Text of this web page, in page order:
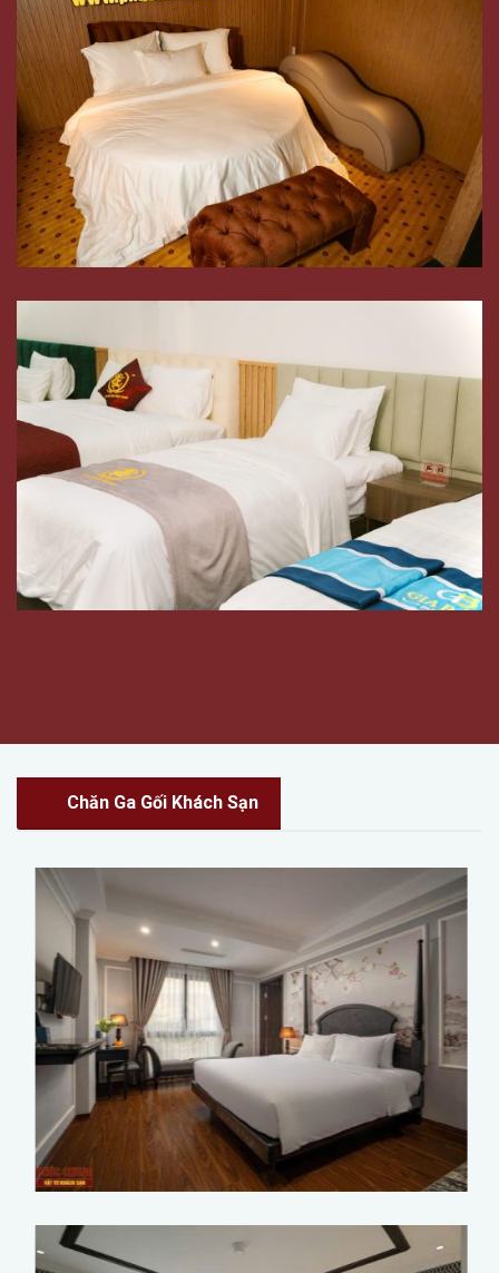
Chăn Ga Gối Khách Sạn